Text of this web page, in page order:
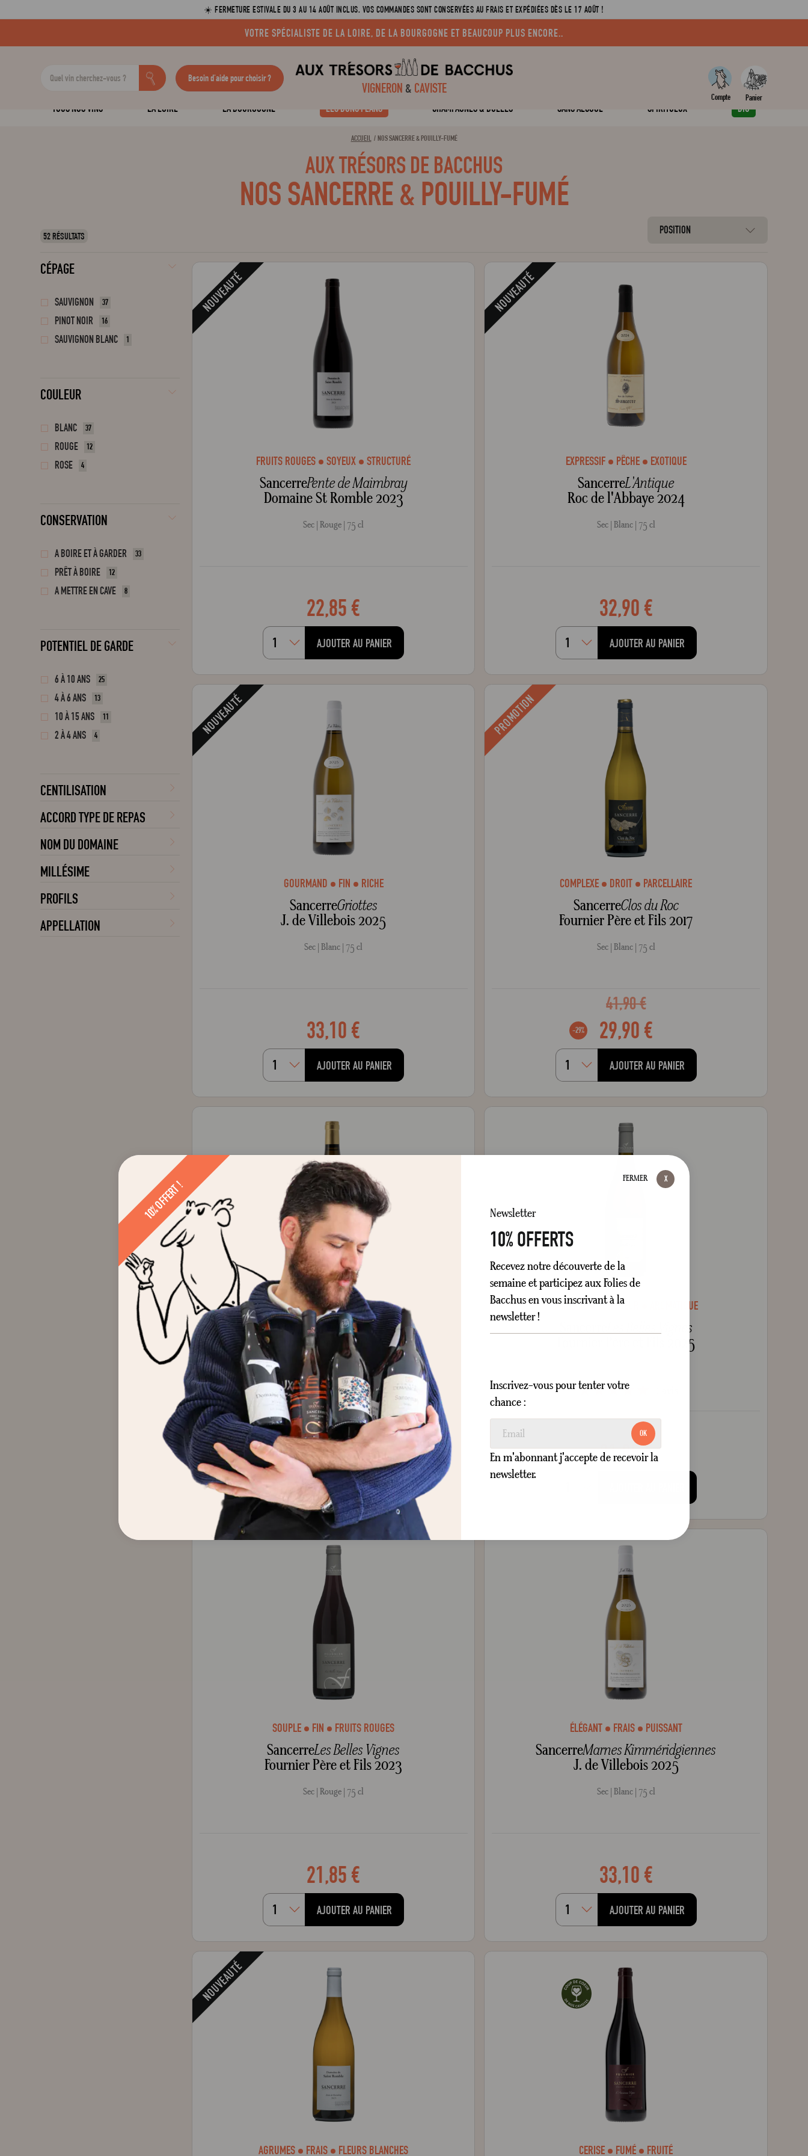
☀️ FERMETURE ESTIVALE DU 3 AU 14 AOÛT INCLUS. VOS COMMANDES SONT CONSERVÉES AU FRAIS ET EXPÉDIÉES DÈS LE 17 AOÛT !
VOTRE SPÉCIALISTE DE LA LOIRE, DE LA BOURGOGNE ET BEAUCOUP PLUS ENCORE..
Besoin d'aide pour choisir ?
VIGNERON & CAVISTE
TOUS NOS VINS LA LOIRE LA BOURGOGNE LES BONS PLANS CHAMPAGNES & BULLES SANS ALCOOL SPIRITUEUX BIO
ACCUEIL NOS SANCERRE & POUILLY-FUMÉ
AUX TRÉSORS DE BACCHUS
NOS SANCERRE & POUILLY-FUMÉ
52 RÉSULTATS
CÉPAGE
SAUVIGNON 37
PINOT NOIR 16
SAUVIGNON BLANC 1
COULEUR
BLANC 37
ROUGE 12
ROSE 4
CONSERVATION
A BOIRE ET À GARDER 33
PRÊT À BOIRE 12
A METTRE EN CAVE 8
POTENTIEL DE GARDE
6 À 10 ANS 25
4 À 6 ANS 13
10 À 15 ANS 11
2 À 4 ANS 4
CENTILISATION
ACCORD TYPE DE REPAS
NOM DU DOMAINE
MILLÉSIME
PROFILS
APPELLATION
POSITION
NOUVEAUTÉ
FRUITS ROUGES SOYEUX STRUCTURÉ
SancerrePente de Maimbray
Domaine St Romble 2023
Sec Rouge 75 cl
22,85 €
AJOUTER AU PANIER
NOUVEAUTÉ
EXPRESSIF PÊCHE EXOTIQUE
SancerreL'Antique
Roc de l'Abbaye 2024
Sec Blanc 75 cl
32,90 €
AJOUTER AU PANIER
NOUVEAUTÉ
GOURMAND FIN RICHE
SancerreGriottes
J. de Villebois 2025
Sec Blanc 75 cl
33,10 €
AJOUTER AU PANIER
PROMOTION
COMPLEXE DROIT PARCELLAIRE
SancerreClos du Roc
Fournier Père et Fils 2017
Sec Blanc 75 cl
41,90 €
-29% 29,90 €
AJOUTER AU PANIER
LONGUEUR COMPLEXE EXPRESSIF
SancerreVillage de Verdigny
Fournier Père et Fils 2025
Sec Blanc 75 cl
24,80 €
AJOUTER AU PANIER
MINÉRAL LONGUEUR AROMATIQUE
Les Belles Vignes
Fournier Père et Fils 2025
21,85 €
SOUPLE FIN FRUITS ROUGES
SancerreLes Belles Vignes
Fournier Père et Fils 2023
Sec Rouge 75 cl
21,85 €
AJOUTER AU PANIER
ÉLÉGANT FRAIS PUISSANT
SancerreMarnes Kimméridgiennes
J. de Villebois 2025
Sec Blanc 75 cl
33,10 €
AJOUTER AU PANIER
NOUVEAUTÉ
AGRUMES FRAIS FLEURS BLANCHES CERISE FUMÉ FRUITÉ
FERMER
10% OFFERT ! Newsletter
10% OFFERTS
Recevez notre découverte de la
semaine et participez aux Folies de
Bacchus en vous inscrivant à la
newsletter !
Inscrivez-vous pour tenter votre
chance :
OK
En m'abonnant j'accepte de recevoir la
newsletter.